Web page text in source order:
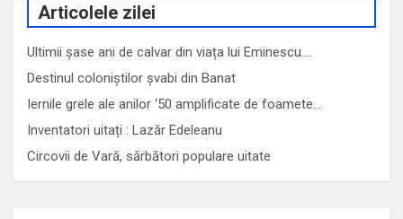
Articolele zilei
Ultimii șase ani de calvar din viața lui Eminescu.…
Destinul coloniștilor șvabi din Banat
Iernile grele ale anilor ‘50 amplificate de foamete…
Inventatori uitați : Lazăr Edeleanu
Circovii de Vară, sărbători populare uitate